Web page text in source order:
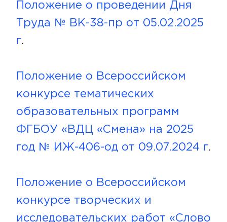
Положение о проведении Дня
Труда № ВК-38-пр от 05.02.2025
г.
Положение о Всероссийском
конкурсе тематических
образовательных программ
ФГБОУ «ВДЦ «Смена» на 2025
год № ИЖ-406-од от 09.07.2024 г.
Положение о Всероссийском
конкурсе творческих и
исследовательских работ «Слово